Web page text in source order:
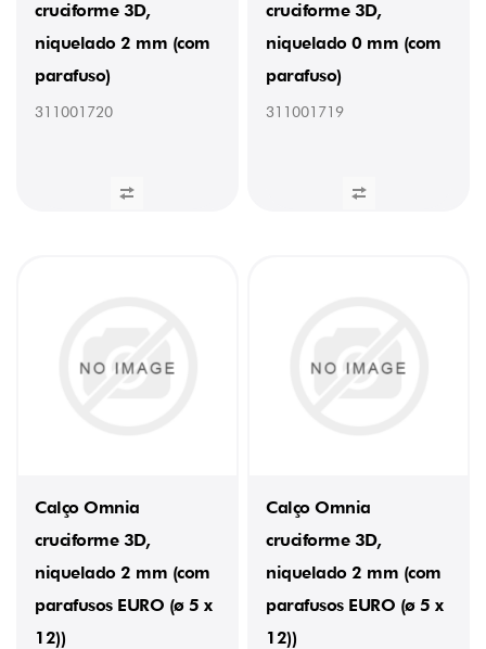
cruciforme 3D,
niquelado 2 mm (com
parafuso)
311001720
cruciforme 3D,
niquelado 0 mm (com
parafuso)
311001719
Calço Omnia
cruciforme 3D,
niquelado 2 mm (com
parafusos EURO (ø 5 x
12))
Calço Omnia
cruciforme 3D,
niquelado 2 mm (com
parafusos EURO (ø 5 x
12))